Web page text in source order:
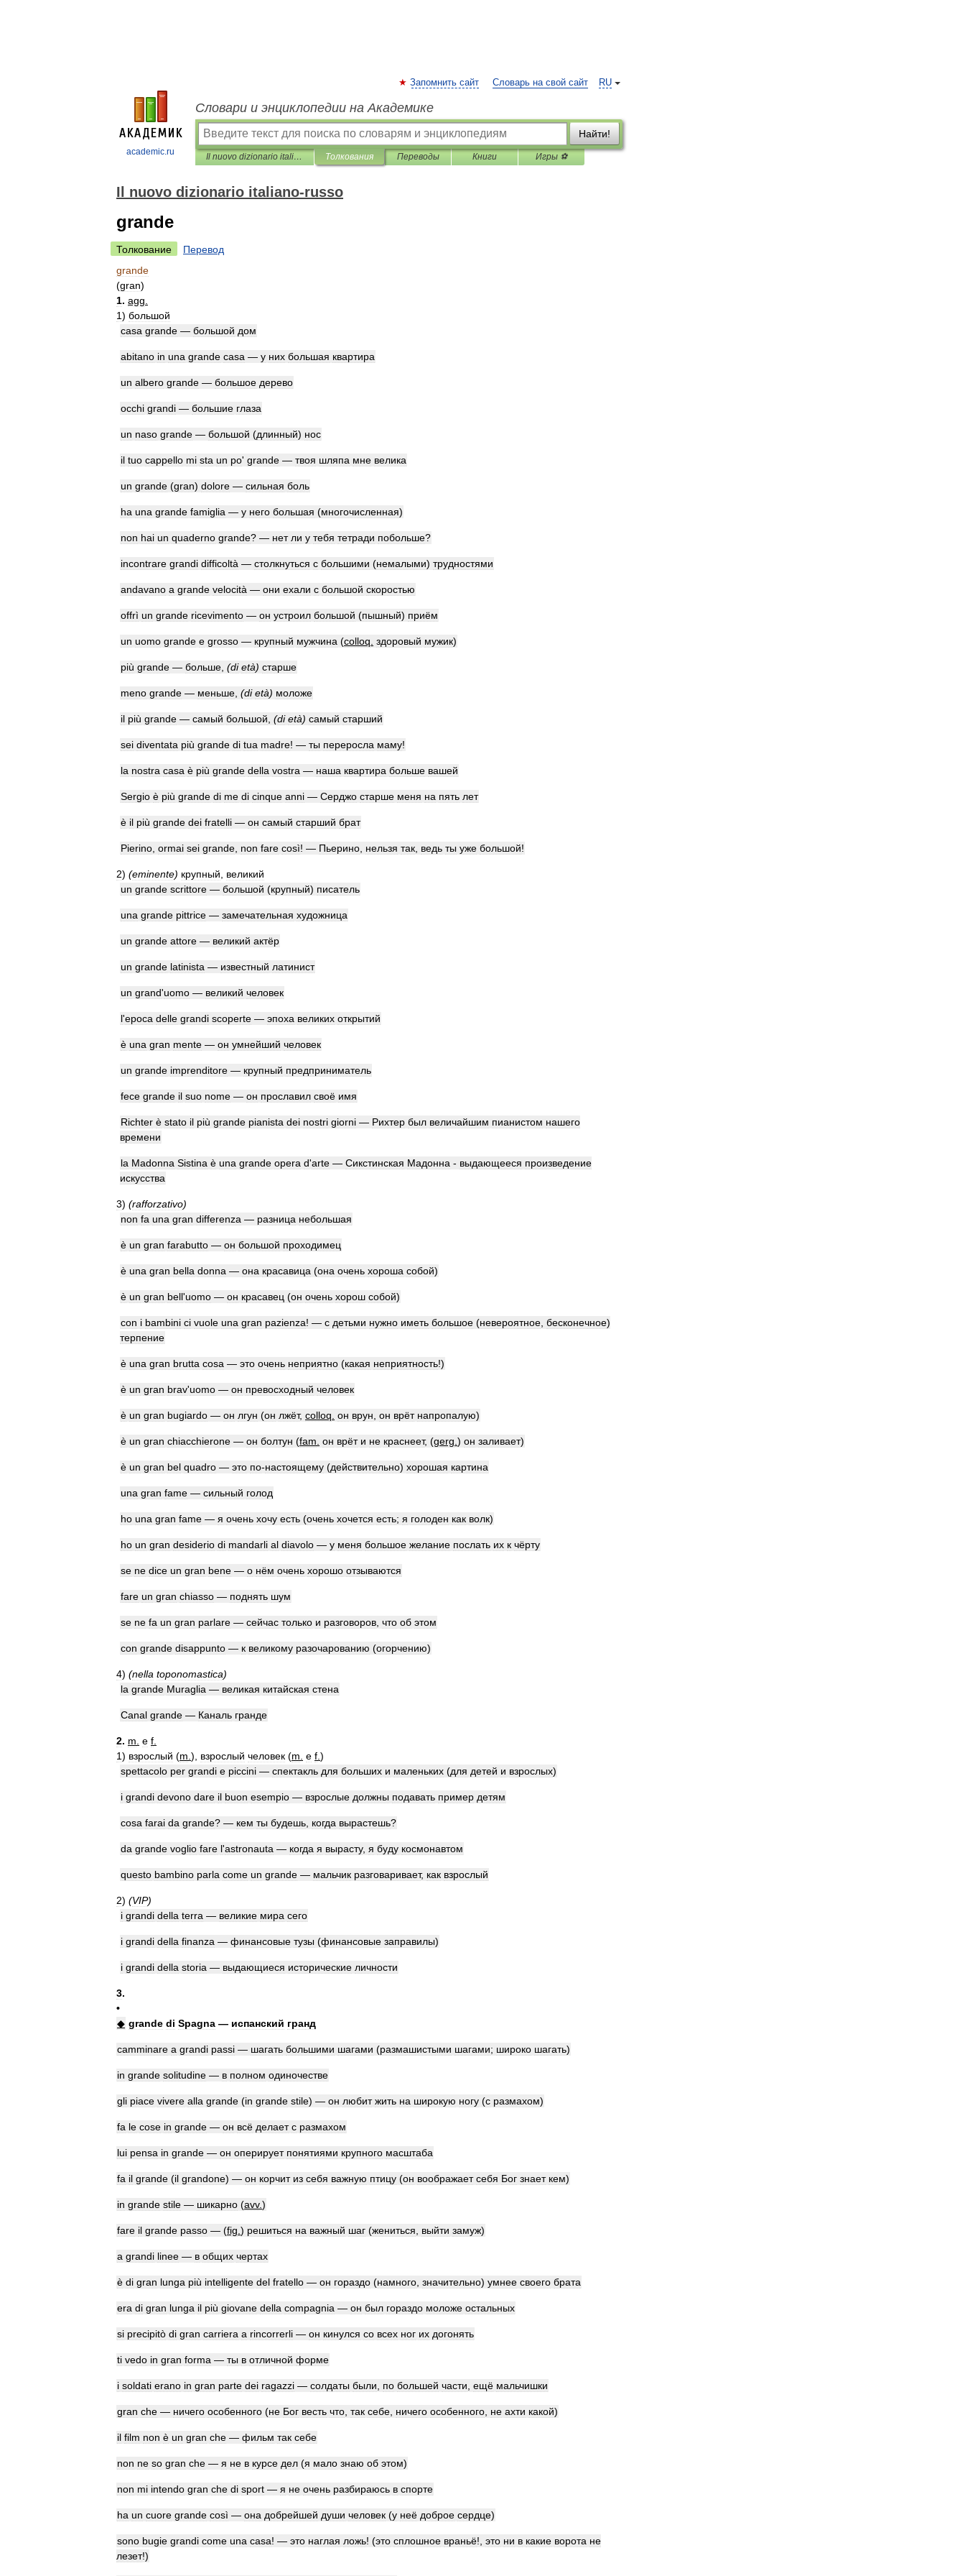
academic.ru
RU
Запомнить сайт Словарь на свой сайт
Словари и энциклопедии на Академике
Найти!
Il nuovo dizionario italiano-russo Толкования Переводы Книги Игры ⚽
Il nuovo dizionario italiano-russo
grande
Толкование
Перевод
grande
(gran)
1. agg
1) большой
casa grande — большой дом
abitano in una grande casa — у них большая квартира
un albero grande — большое дерево
occhi grandi — большие глаза
un naso grande — большой (длинный) нос
il tuo cappello mi sta un po' grande — твоя шляпа мне велика
un grande (gran) dolore — сильная боль
ha una grande famiglia — у него большая (многочисленная)
non hai un quaderno grande? — нет ли у тебя тетради побольше?
incontrare grandi difficoltà — столкнуться с большими (немалыми) трудностями
andavano a grande velocità — они ехали с большой скоростью
offrì un grande ricevimento — он устроил большой (пышный) приём
un uomo grande e grosso — крупный мужчина (colloq здоровый мужик)
più grande — больше (di età) старше
meno grande — меньше (di età) моложе
il più grande — самый большой (di età) самый старший
sei diventata più grande di tua madre! — ты переросла маму!
la nostra casa è più grande della vostra — наша квартира больше вашей
Sergio è più grande di me di cinque anni — Серджо старше меня на пять лет
è il più grande dei fratelli — он самый старший брат
Pierino ormai sei grande non fare così! — Пьерино нельзя так ведь ты уже большой!
2) (eminente) крупный
великий
un grande scrittore — большой (крупный) писатель
una grande pittrice — замечательная художница
un grande attore — великий актёр
un grande latinista — известный латинист
un grand'uomo — великий человек
l'epoca delle grandi scoperte — эпоха великих открытий
è una gran mente — он умнейший человек
un grande imprenditore — крупный предприниматель
fece grande il suo nome — он прославил своё имя
Richter è stato il più grande pianista dei nostri giorni — Рихтер был величайшим пианистом нашего
времени
la Madonna Sistina è una grande opera d'arte — Сикстинская Мадонна - выдающееся произведение
искусства
3) (rafforzativo)
non fa una gran differenza — разница небольшая
è un gran farabutto — он большой проходимец
è una gran bella donna — она красавица (она очень хороша собой)
è un gran bell'uomo — он красавец (он очень хорош собой)
con i bambini ci vuole una gran pazienza! — с детьми нужно иметь большое (невероятное бесконечное)
терпение
è una gran brutta cosa — это очень неприятно (какая неприятность!)
è un gran brav'uomo — он превосходный человек
è un gran bugiardo — он лгун (он лжёт, colloq он врун он врёт напропалую)
è un gran chiacchierone — он болтун (fam он врёт и не краснеет, (gerg ) он заливает)
è un gran bel quadro — это по-настоящему (действительно) хорошая картина
una gran fame — сильный голод
ho una gran fame — я очень хочу есть (очень хочется есть; я голоден как волк)
ho un gran desiderio di mandarli al diavolo — у меня большое желание послать их к чёрту
se ne dice un gran bene — о нём очень хорошо отзываются
fare un gran chiasso — поднять шум
se ne fa un gran parlare — сейчас только и разговоров что об этом
con grande disappunto — к великому разочарованию (огорчению)
4) (nella toponomastica)
la grande Muraglia — великая китайская стена
Canal grande — Каналь гранде
2. m e f
1) взрослый (m ), взрослый человек (m e f )
spettacolo per grandi e piccini — спектакль для больших и маленьких (для детей и взрослых)
i grandi devono dare il buon esempio — взрослые должны подавать пример детям
cosa farai da grande? — кем ты будешь когда вырастешь?
da grande voglio fare l'astronauta — когда я вырасту, я буду космонавтом
questo bambino parla come un grande — мальчик разговаривает, как взрослый
2) (VIP)
i grandi della terra — великие мира сего
i grandi della finanza — финансовые тузы (финансовые заправилы)
i grandi della storia — выдающиеся исторические личности
3.
•
◆ grande di Spagna — испанский гранд
camminare a grandi passi — шагать большими шагами (размашистыми шагами; широко шагать)
in grande solitudine — в полном одиночестве
gli piace vivere alla grande (in grande stile) — он любит жить на широкую ногу (с размахом)
fa le cose in grande — он всё делает с размахом
lui pensa in grande — он оперирует понятиями крупного масштаба
fa il grande (il grandone) — он корчит из себя важную птицу (он воображает себя Бог знает кем)
in grande stile — шикарно (avv.)
fare il grande passo — (fig ) решиться на важный шаг (жениться выйти замуж)
a grandi linee — в общих чертах
è di gran lunga più intelligente del fratello — он гораздо (намного значительно) умнее своего брата
era di gran lunga il più giovane della compagnia — он был гораздо моложе остальных
si precipitò di gran carriera a rincorrerli — он кинулся со всех ног их догонять
ti vedo in gran forma — ты в отличной форме
i soldati erano in gran parte dei ragazzi — солдаты были по большей части ещё мальчишки
gran che — ничего особенного (не Бог весть что так себе ничего особенного не ахти какой)
il film non è un gran che — фильм так себе
non ne so gran che — я не в курсе дел (я мало знаю об этом)
non mi intendo gran che di sport — я не очень разбираюсь в спорте
ha un cuore grande così — она добрейшей души человек (у неё доброе сердце)
sono bugie grandi come una casa! — это наглая ложь! (это сплошное враньё!, это ни в какие ворота не
лезет!)